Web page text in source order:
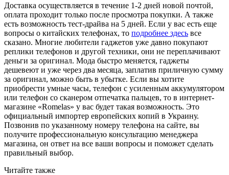
Доставка осуществляется в течение 1-2 дней новой почтой,
оплата проходит только после просмотра покупки. А также
есть возможность тест-драйва на 5 дней. Если у вас есть еще
вопросы о китайских телефонах, то подробнее здесь все
сказано. Многие любители гаджетов уже давно покупают
реплики телефонов и другой техники, они не переплачивают
деньги за оригинал. Мода быстро меняется, гаджеты
дешевеют и уже через два месяца, заплатив приличную сумму
за оригинал, можно быть в убытке. Если вы хотите
приобрести умные часы, телефон с усиленным аккумулятором
или телефон со сканером отпечатка пальцев, то в интернет-
магазине «Romelas» у вас будет такая возможность. Это
официальный импортер европейских копий в Украину.
Позвонив по указанному номеру телефона на сайте, вы
получите профессиональную консультацию менеджера
магазина, он ответ на все ваши вопросы и поможет сделать
правильный выбор.
Читайте также